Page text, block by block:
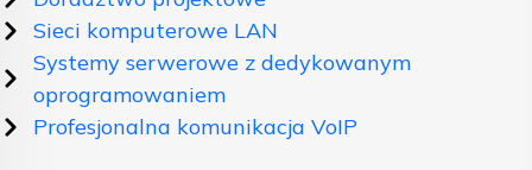
Sieci komputerowe LAN
Systemy serwerowe z dedykowanym
oprogramowaniem
Profesjonalna komunikacja VoIP